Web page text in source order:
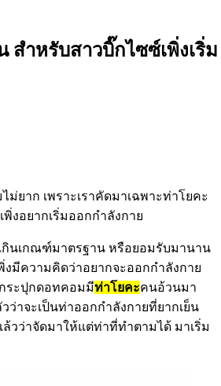
สำหรับสาวบิ๊กไซซ์เพิ่งเริ่ม
ม่ยาก เพราะเราคัดมาเฉพาะท่าโยคะ
งอยากเริ่มออกกำลังกาย
นเกณฑ์มาตรฐาน หรือยอมรับมานาน
งมีความคิดว่าอยากจะออกกำลังกาย
ระปุกดอทคอมมีท่าโยคะคนอ้วนมา
ว่าจะเป็นท่าออกกำลังกายที่ยากเย็น
ล้วว่าจัดมาให้แต่ท่าที่ทำตามได้ มาเริ่ม